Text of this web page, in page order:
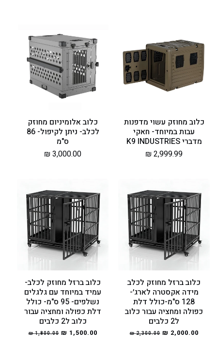
כלוב מחוזק עשוי מדפנות
עבות במיוחד- חאקי
מדברי K9 INDUSTRIES
מחיר
2,999.99 ₪
כלוב אלומיניום מחוזק
לכלב- ניתן לקיפול- 86
ס"מ
מחיר
3,000.00 ₪
כלוב ברזל מחוזק לכלב
מידה אקסטרה לארג׳-
128 ס"מ-כולל דלת
כפולה ומחציה עבור כלוב
ל2 כלבים
מחיר
2,000.00 ₪
מחיר
2,300.00 ₪
כלוב ברזל מחוזק לכלב-
עמיד במיוחד עם גלגלים
נשלפים- 95 ס"מ- כולל
דלת כפולה ומחציה עבור
כלוב ל2 כלבים
מחיר
1,500.00 ₪
מחיר
1,800.00 ₪